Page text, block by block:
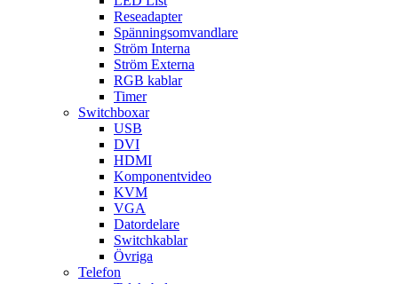
Reseadapter
Spänningsomvandlare
Ström Interna
Ström Externa
RGB kablar
Timer
Switchboxar
USB
DVI
HDMI
Komponentvideo
KVM
VGA
Datordelare
Switchkablar
Övriga
Telefon